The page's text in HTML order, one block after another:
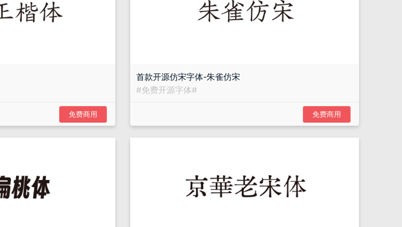
免费商用
首款开源仿宋字体-朱雀仿宋
#免费开源字体#
免费商用